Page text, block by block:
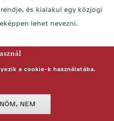
a cookie-k használatába.
NEM
és kialakul egy közjogi
lehet nevezni.
parlamenti
elnökének - aki